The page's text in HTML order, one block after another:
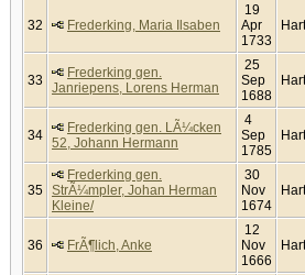
32 Frederking, Maria Ilsaben
19
Apr
1733
33
Frederking gen.
Janriepens, Lorens Herman
25
Sep
1688
34
Frederking gen. LÃ¼cken
52, Johann Hermann
4
Sep
1785
35
Frederking gen.
StrÃ¼mpler, Johan Herman
Kleine/
30
Nov
1674
36 FrÃ¶lich, Anke
12
Nov
1666